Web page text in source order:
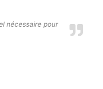
nécessaire pour